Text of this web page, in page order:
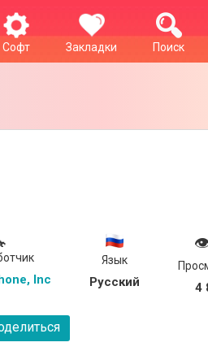
Поиск
Закладки
Софт
Inc
Язык
Русский 4